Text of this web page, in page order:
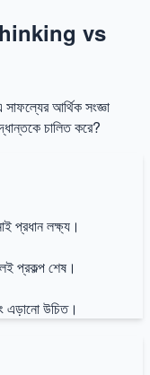
vs
আর্থিক সংজ্ঞা
চালিত করে?
প্রধান লক্ষ্য।
প্রকল্প শেষ।
এড়ানো উচিত।